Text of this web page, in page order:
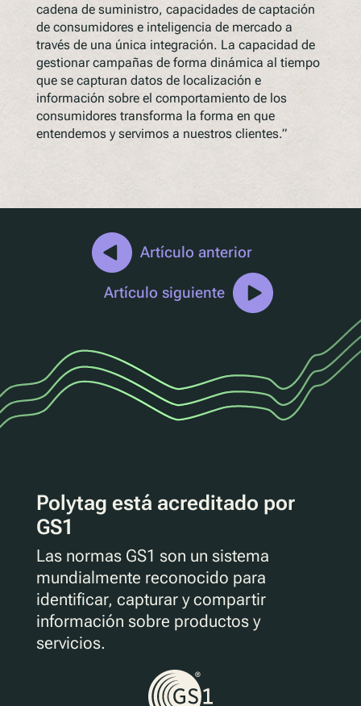
cadena de suministro, capacidades de captación
de consumidores e inteligencia de mercado a
través de una única integración. La capacidad de
gestionar campañas de forma dinámica al tiempo
que se capturan datos de localización e
información sobre el comportamiento de los
consumidores transforma la forma en que
entendemos y servimos a nuestros clientes.”
Artículo anterior
Artículo siguiente
Polytag está acreditado por
GS1
Las normas GS1 son un sistema
mundialmente reconocido para
identificar, capturar y compartir
información sobre productos y
servicios.